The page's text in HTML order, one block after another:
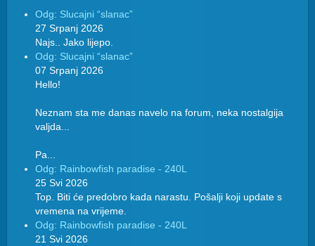
Odg: Slucajni “slanac”
27 Srpanj 2026
Najs.. Jako lijepo.
Odg: Slucajni “slanac”
07 Srpanj 2026
Hello!
Neznam sta me danas navelo na forum, neka nostalgija
valjda...
Pa...
Odg: Rainbowfish paradise - 240L
25 Svi 2026
Top. Biti će predobro kada narastu. Pošalji koji update s
vremena na vrijeme.
Odg: Rainbowfish paradise - 240L
21 Svi 2026